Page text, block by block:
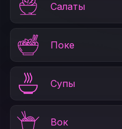
Салаты
Поке
Супы
Вок